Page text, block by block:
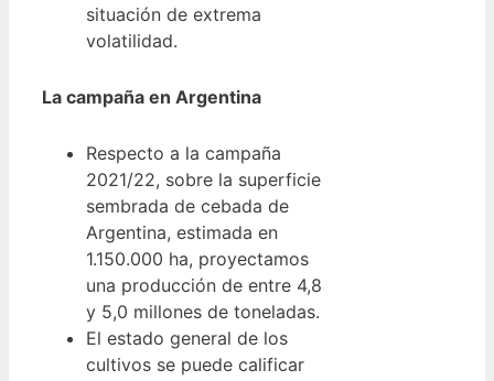
situación de extrema
volatilidad.
La campaña en Argentina
Respecto a la campaña
2021/22, sobre la superficie
sembrada de cebada de
Argentina, estimada en
1.150.000 ha, proyectamos
una producción de entre 4,8
y 5,0 millones de toneladas.
El estado general de los
cultivos se puede calificar